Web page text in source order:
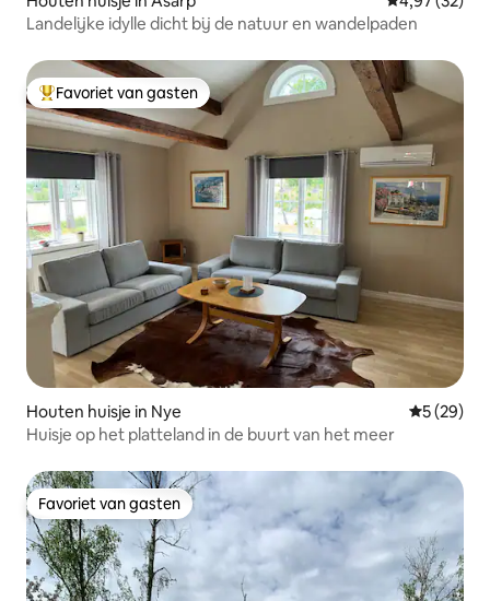
Landelijke idylle dicht bij de natuur en wandelpaden
Topfavoriet van gasten
Favoriet van gasten
Houten huisje in Nye
5 (29)
Huisje op het platteland in de buurt van het meer
Favoriet van gasten
Favoriet van gasten